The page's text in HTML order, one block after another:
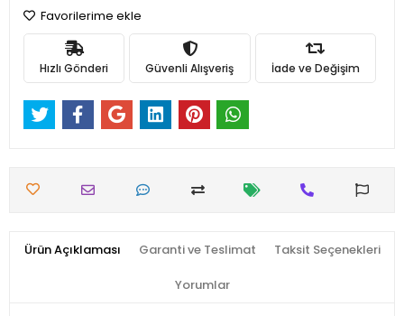
Favorilerime ekle
Hızlı Gönderi Güvenli Alışveriş İade ve Değişim
Ürün Açıklaması Garanti ve Teslimat Taksit Seçenekleri
Yorumlar